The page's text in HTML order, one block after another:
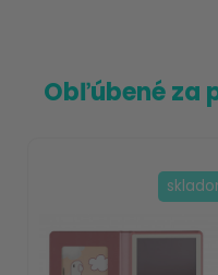
Obľúbené za